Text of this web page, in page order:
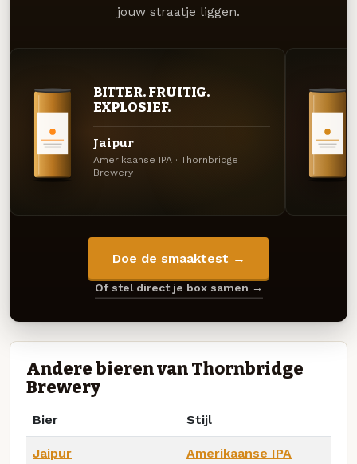
jouw straatje liggen.
BITTER. FRUITIG.
EXPLOSIEF.
Jaipur
Amerikaanse IPA · Thornbridge
Brewery
Doe de smaaktest →
Of stel direct je box samen →
Andere bieren van Thornbridge
Brewery
Bier Stijl
Jaipur Amerikaanse IPA